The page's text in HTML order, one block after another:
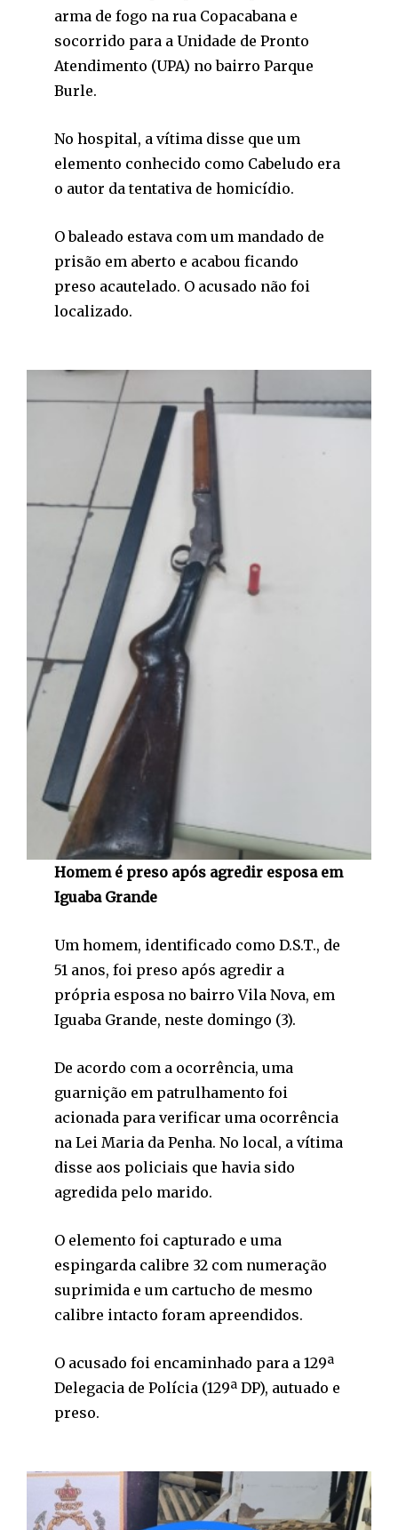
arma de fogo na rua Copacabana e
socorrido para a Unidade de Pronto
Atendimento (UPA) no bairro Parque
Burle.
No hospital, a vítima disse que um
elemento conhecido como Cabeludo era
o autor da tentativa de homicídio.
O baleado estava com um mandado de
prisão em aberto e acabou ficando
preso acautelado. O acusado não foi
localizado.
Homem é preso após agredir esposa em
Iguaba Grande
Um homem, identificado como D.S.T., de
51 anos, foi preso após agredir a
própria esposa no bairro Vila Nova, em
Iguaba Grande, neste domingo (3).
De acordo com a ocorrência, uma
guarnição em patrulhamento foi
acionada para verificar uma ocorrência
na Lei Maria da Penha. No local, a vítima
disse aos policiais que havia sido
agredida pelo marido.
O elemento foi capturado e uma
espingarda calibre 32 com numeração
suprimida e um cartucho de mesmo
calibre intacto foram apreendidos.
O acusado foi encaminhado para a 129ª
Delegacia de Polícia (129ª DP), autuado e
preso.